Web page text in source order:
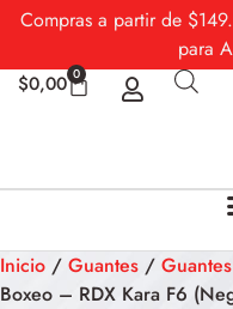
Compras a partir de
para
$0,00 0
Inicio / Guantes /
Boxeo – RDX Kara F6